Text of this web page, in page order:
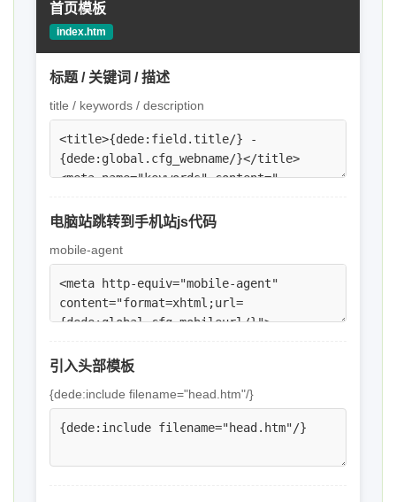
首页模板
index.htm
标题 / 关键词 / 描述
title / keywords / description
电脑站跳转到手机站js代码
mobile-agent
引入头部模板
{dede:include filename="head.htm"/}